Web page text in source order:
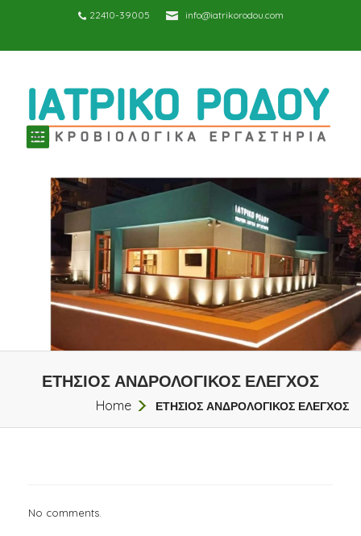
22410-39005 info@iatrikorodou.com
TOGGLE
NAVIGATION
ΕΤΗΣΙΟΣ ΑΝΔΡΟΛΟΓΙΚΟΣ ΕΛΕΓΧΟΣ
Home ΕΤΗΣΙΟΣ ΑΝΔΡΟΛΟΓΙΚΟΣ ΕΛΕΓΧΟΣ
No comments.